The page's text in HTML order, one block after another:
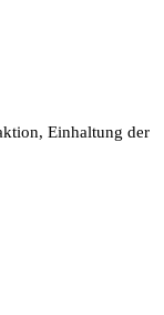
Einhaltung der